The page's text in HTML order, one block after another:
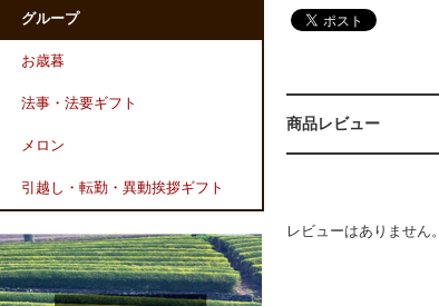
商品レビュー
レビューはありません。
グループ
お歳暮
法事・法要ギフト
メロン
引越し・転勤・異動挨拶ギフト